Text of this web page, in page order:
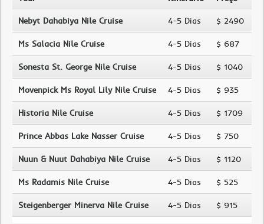
Nebyt Dahabiya Nile Cruise 4-5 Dias $ 2490
Ms Salacia Nile Cruise 4-5 Dias $ 687
Sonesta St. George Nile Cruise 4-5 Dias $ 1040
Movenpick Ms Royal Lily Nile Cruise 4-5 Dias $ 935
Historia Nile Cruise 4-5 Dias $ 1709
Prince Abbas Lake Nasser Cruise 4-5 Dias $ 750
Nuun & Nuut Dahabiya Nile Cruise 4-5 Dias $ 1120
Ms Radamis Nile Cruise 4-5 Dias $ 525
Steigenberger Minerva Nile Cruise 4-5 Dias $ 915